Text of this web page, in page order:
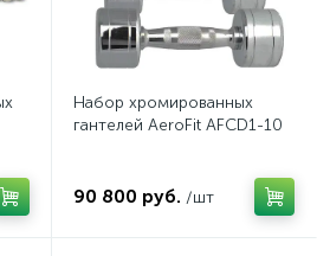
Набор хромированных
гантелей AeroFit AFCD1-10
90 800 руб. /шт